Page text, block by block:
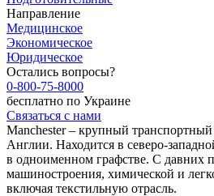
Направление
Медицинское
Экономическое
Юридическое
Остались вопросы?
0-800-75-8000
бесплатно по Украине
Связаться с нами
Manchester – крупный
Англии. Находится в северо-
в одноименном графстве. С давних
машиностроения, химической и
включая текстильную отрасль.